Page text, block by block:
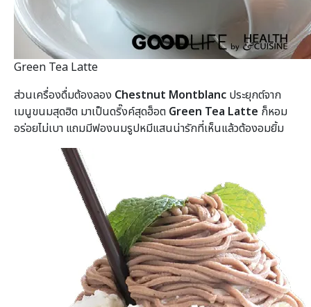
Green Tea Latte
ส่วนเครื่องดื่มต้องลอง Chestnut Montblanc ประยุกต์จาก
เมนูขนมสุดฮิต มาเป็นดริ๊งค์สุดฮ็อต Green Tea Latte ก็หอม
อร่อยไม่เบา แถมมีฟองนมรูปหมีแสนน่ารักที่เห็นแล้วต้องอมยิ้ม